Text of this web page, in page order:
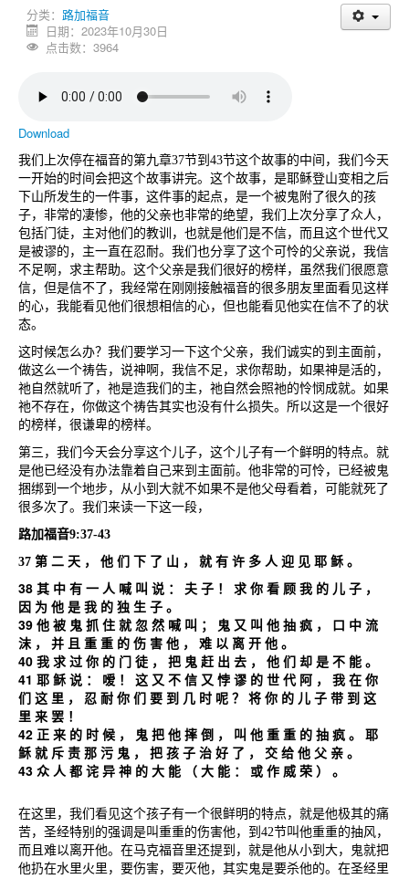
分类： 路加福音
日期：2023年10月30日
点击数：3964
Download
我们上次停在福音的第九章37节到 43节这个故事的中间，我们今天
一开始的时间会把这个故事讲完。这个故事，是耶稣登山变相之后
下山所发生的一件事，这件事的起点，是一个被鬼附了很久的孩
子，非常的凄惨，他的父亲也非常的绝望，我们上次分享了众人，
包括门徒，主对他们的教训，也就是他们是不信，而且这个世代又
是被谬的，主一直在忍耐。我们也分享了这个可怜的父亲说，我信
不足啊，求主帮助。这个父亲是我们很好的榜样，虽然我们很愿意
信，但是信不了，我经常在刚刚接触福音的很多朋友里面看见这样
的心，我能看见他们很想相信的心，但也能看见他实在信不了的状
态。
这时候怎么办？我们要学习一下这个父亲，我们诚实的到主面前，
做这么一个祷告，说神啊，我信不足，求你帮助，如果神是活的，
祂自然就听了，祂是造我们的主，祂自然会照祂的怜悯成就。如果
祂不存在，你做这个祷告其实也没有什么损失。所以这是一个很好
的榜样，很谦卑的榜样。
第三，我们今天会分享这个儿子，这个儿子有一个鲜明的特点。就
是他已经没有办法靠着自己来到主面前。他非常的可怜，已经被鬼
捆绑到一个地步，从小到大就不如果不是他父母看着，可能就死了
很多次了。我们来读一下这一段，
路加福音9:37-43
37 第 二 天 ， 他 们 下 了 山 ， 就 有 许 多 人 迎 见 耶 稣 。
38 其 中 有 一 人 喊 叫 说 ： 夫 子 ！ 求 你 看 顾 我 的 儿 子 ，
因 为 他 是 我 的 独 生 子 。
39 他 被 鬼 抓 住 就 忽 然 喊 叫 ； 鬼 又 叫 他 抽 疯 ， 口 中 流
沫 ， 并 且 重 重 的 伤 害 他 ， 难 以 离 开 他 。
40 我 求 过 你 的 门 徒 ， 把 鬼 赶 出 去 ， 他 们 却 是 不 能 。
41 耶 稣 说 ： 嗳 ！ 这 又 不 信 又 悖 谬 的 世 代 阿 ， 我 在 你
们 这 里 ， 忍 耐 你 们 要 到 几 时 呢 ？ 将 你 的 儿 子 带 到 这
里 来 罢 ！
42 正 来 的 时 候 ， 鬼 把 他 摔 倒 ， 叫 他 重 重 的 抽 疯 。
耶
稣 就 斥 责 那 污 鬼 ， 把 孩 子 治 好 了 ， 交 给 他 父 亲 。
43 众 人 都 诧 异 神 的 大 能 （ 大 能 ： 或 作 威 荣 ） 。
在这里，我们看见这个孩子有一个很鲜明的特点，就是他极其的痛
苦，圣经特别的强调是叫重重的伤害他，到 42节叫他重重的抽风，
而且难以离开他。在马克福音里还提到，就是他从小到大，鬼就把
他扔在水里火里，要伤害，要灭他，其实鬼是要杀他的。在圣经里